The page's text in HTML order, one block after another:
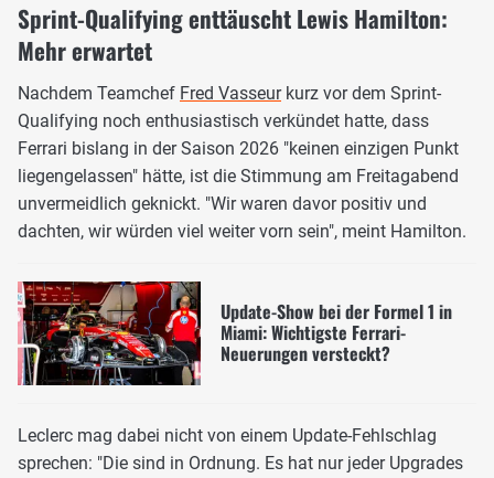
Sprint-Qualifying enttäuscht Lewis Hamilton:
Mehr erwartet
Nachdem Teamchef Fred Vasseurkurz vor dem Sprint-
Qualifying noch enthusiastisch verkündet hatte, dass
Ferrari bislang in der Saison 2026 "keinen einzigen Punkt
liegengelassen" hätte, ist die Stimmung am Freitagabend
unvermeidlich geknickt. "Wir waren davor positiv und
dachten, wir würden viel weiter vorn sein", meint Hamilton.
Update-Show bei der Formel 1 in
Miami: Wichtigste Ferrari-
Neuerungen versteckt?
Leclerc mag dabei nicht von einem Update-Fehlschlag
sprechen: "Die sind in Ordnung. Es hat nur jeder Upgrades